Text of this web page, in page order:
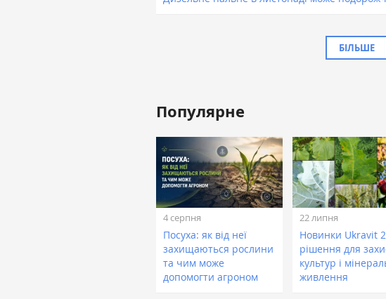
БІЛЬШЕ
Популярне
4 серпня
Посуха: як від неї
захищаються рослини
та чим може
допомогти агроном
22 липня
Новинки Ukravit
рішення для
культур і
живлення